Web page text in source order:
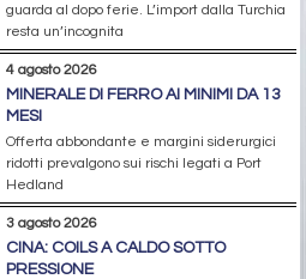
guarda al dopo ferie. L’import dalla Turchia
resta un’incognita
4 agosto 2026
MINERALE DI FERRO AI MINIMI DA 13
MESI
Offerta abbondante e margini siderurgici
ridotti prevalgono sui rischi legati a Port
Hedland
3 agosto 2026
CINA: COILS A CALDO SOTTO
PRESSIONE